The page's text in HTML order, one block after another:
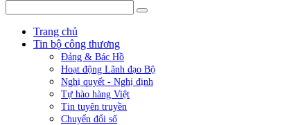
Trang chủ
Tin bộ công thương
Đảng & Bác Hồ
Hoạt động Lãnh đạo Bộ
Nghị quyết - Nghị định
Tự hào hàng Việt
Tin tuyên truyền
Chuyển đổi số